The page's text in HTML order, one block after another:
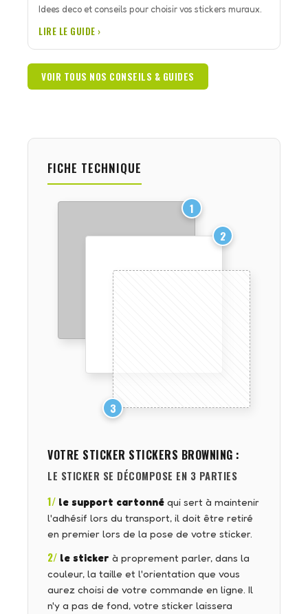
Idees deco et conseils pour choisir vos stickers muraux.
LIRE LE GUIDE ›
VOIR TOUS NOS CONSEILS & GUIDES
FICHE TECHNIQUE
1
2
3
VOTRE STICKER STICKERS BROWNING :
LE STICKER SE DÉCOMPOSE EN 3 PARTIES
1/ le support cartonné qui sert à maintenir
l'adhésif lors du transport, il doit être retiré
en premier lors de la pose de votre sticker.
2/ le sticker à proprement parler, dans la
couleur, la taille et l'orientation que vous
aurez choisi de votre commande en ligne. Il
n'y a pas de fond, votre sticker laissera